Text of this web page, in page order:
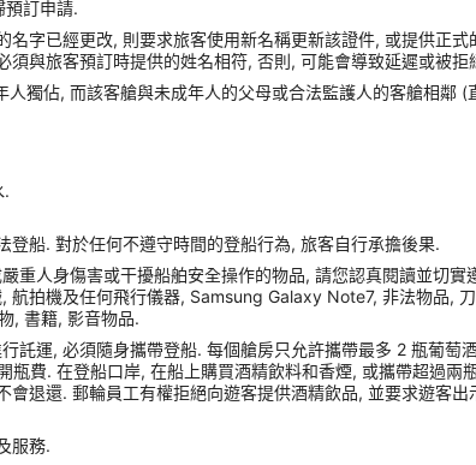
預訂申請.
字已經更改, 則要求旅客使用新名稱更新該證件, 或提供正式
與旅客預訂時提供的姓名相符, 否則, 可能會導致延遲或被拒
獨佔, 而該客艙與未成年人的父母或合法監護人的客艙相鄰 (
.
船. 對於任何不遵守時間的登船行為, 旅客自行承擔後果.
重人身傷害或干擾船舶安全操作的物品, 請您認真閱讀並切實
拍機及任何飛行儀器, Samsung Galaxy Note7, 非法物品,
, 書籍, 影音物品.
託運, 必須隨身攜帶登船. 每個艙房只允許攜帶最多 2 瓶葡萄
費. 在登船口岸, 在船上購買酒精飲料和香煙, 或攜帶超過兩
退還. 郵輪員工有權拒絕向遊客提供酒精飲品, 並要求遊客出
服務.